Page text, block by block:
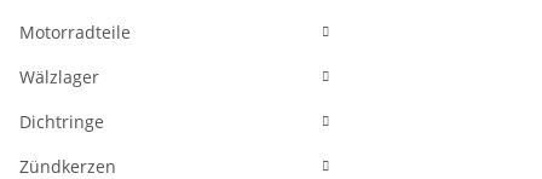
Motorradteile
Wälzlager
Dichtringe
Zündkerzen